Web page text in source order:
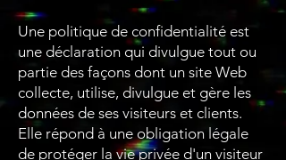
Une politique de confidentialité est
une déclaration qui divulgue tout ou
partie des façons dont un site Web
collecte, utilise, divulgue et gère les
données de ses visiteurs et clients.
Elle répond à une obligation légale
de protéger la vie privée d'un visiteur